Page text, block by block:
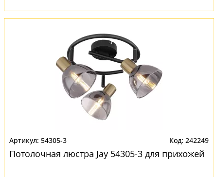
54305-3 242249
Потолочная люстра Jay 54305-3 для прихожей